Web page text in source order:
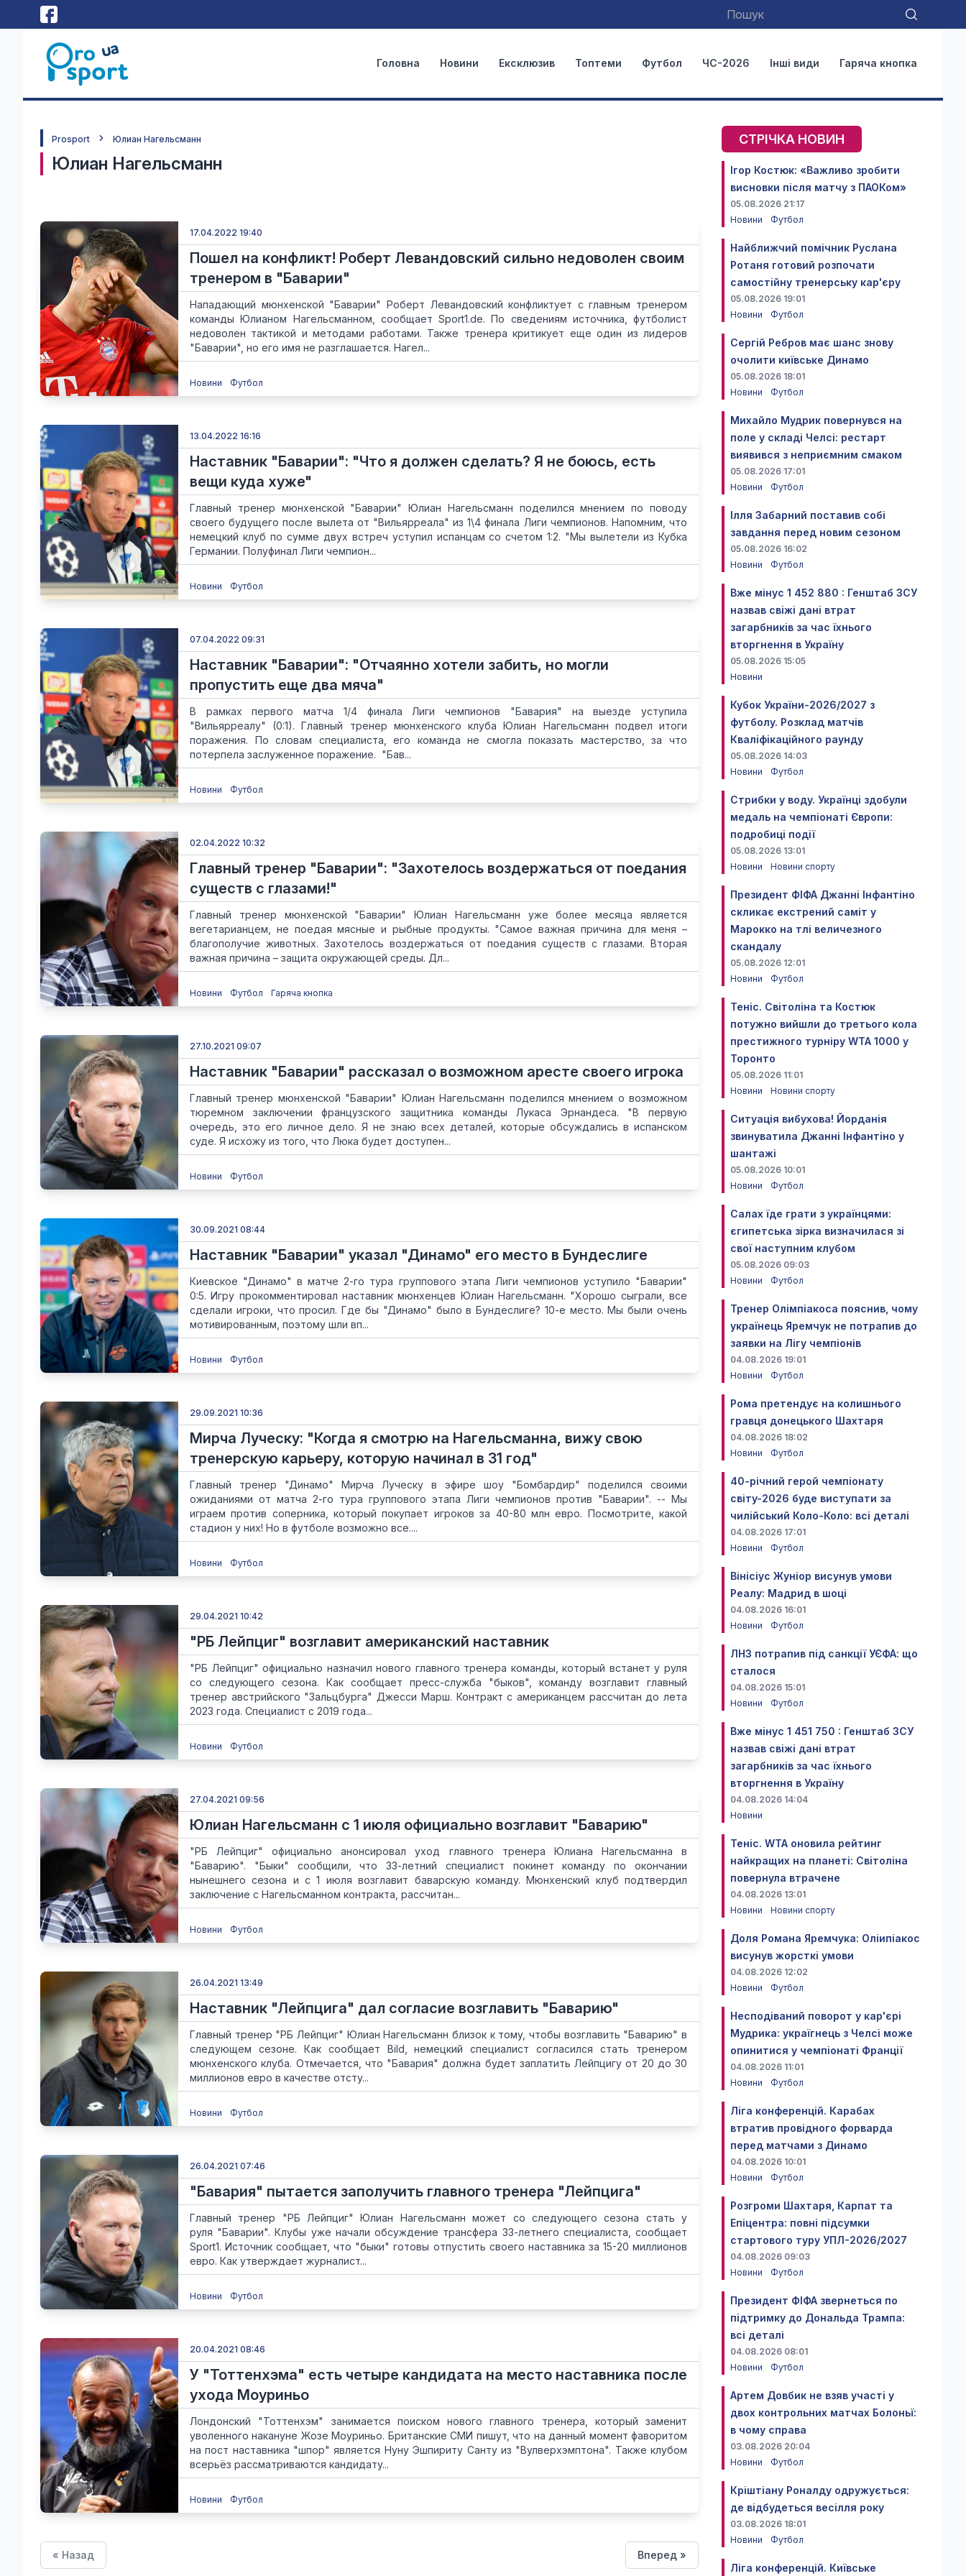
Головна Новини Ексклюзив Топтеми Футбол ЧС-2026 Інші види Гаряча кнопка
Prosport Юлиан Нагельсманн
Юлиан Нагельсманн
17.04.2022 19:40
Пошел на конфликт! Роберт Левандовский сильно недоволен своим
тренером в "Баварии"
Нападающий мюнхенской "Баварии" Роберт Левандовский конфликтует с главным тренером
команды Юлианом Нагельсманном, сообщает Sport1.de. По сведениям источника, футболист
недоволен тактикой и методами работами. Также тренера критикует еще один из лидеров
"Баварии", но его имя не разглашается. Нагел...
Новини Футбол
13.04.2022 16:16
Наставник "Баварии": "Что я должен сделать? Я не боюсь, есть
вещи куда хуже"
Главный тренер мюнхенской "Баварии" Юлиан Нагельсманн поделился мнением по поводу
своего будущего после вылета от "Вильярреала" из 1\4 финала Лиги чемпионов. Напомним, что
немецкий клуб по сумме двух встреч уступил испанцам со счетом 1:2. "Мы вылетели из Кубка
Германии. Полуфинал Лиги чемпион...
Новини Футбол
07.04.2022 09:31
Наставник "Баварии": "Отчаянно хотели забить, но могли
пропустить еще два мяча"
В рамках первого матча 1/4 финала Лиги чемпионов "Бавария" на выезде уступила
"Вильярреалу" (0:1). Главный тренер мюнхенского клуба Юлиан Нагельсманн подвел итоги
поражения. По словам специалиста, его команда не смогла показать мастерство, за что
потерпела заслуженное поражение. "Бав...
Новини Футбол
02.04.2022 10:32
Главный тренер "Баварии": "Захотелось воздержаться от поедания
существ с глазами!"
Главный тренер мюнхенской "Баварии" Юлиан Нагельсманн уже более месяца является
вегетарианцем, не поедая мясные и рыбные продукты. "Самое важная причина для меня –
благополучие животных. Захотелось воздержаться от поедания существ с глазами. Вторая
важная причина – защита окружающей среды. Дл...
Новини Футбол Гаряча кнопка
27.10.2021 09:07
Наставник "Баварии" рассказал о возможном аресте своего игрока
Главный тренер мюнхенской "Баварии" Юлиан Нагельсманн поделился мнением о возможном
тюремном заключении французского защитника команды Лукаса Эрнандеса. "В первую
очередь, это его личное дело. Я не знаю всех деталей, которые обсуждались в испанском
суде. Я исхожу из того, что Люка будет доступен...
Новини Футбол
30.09.2021 08:44
Наставник "Баварии" указал "Динамо" его место в Бундеслиге
Киевское "Динамо" в матче 2-го тура группового этапа Лиги чемпионов уступило "Баварии"
0:5. Игру прокомментировал наставник мюнхенцев Юлиан Нагельсманн. "Хорошо сыграли, все
сделали игроки, что просил. Где бы "Динамо" было в Бундеслиге? 10-е место. Мы были очень
мотивированным, поэтому шли вп...
Новини Футбол
29.09.2021 10:36
Мирча Луческу: "Когда я смотрю на Нагельсманна, вижу свою
тренерскую карьеру, которую начинал в 31 год"
Главный тренер "Динамо" Мирча Луческу в эфире шоу "Бомбардир" поделился своими
ожиданиями от матча 2-го тура группового этапа Лиги чемпионов против "Баварии". -- Мы
играем против соперника, который покупает игроков за 40-80 млн евро. Посмотрите, какой
стадион у них! Но в футболе возможно все....
Новини Футбол
29.04.2021 10:42
"РБ Лейпциг" возглавит американский наставник
"РБ Лейпциг" официально назначил нового главного тренера команды, который встанет у руля
со следующего сезона. Как сообщает пресс-служба "быков", команду возглавит главный
тренер австрийского "Зальцбурга" Джесси Марш. Контракт с американцем рассчитан до лета
2023 года. Специалист с 2019 года...
Новини Футбол
27.04.2021 09:56
Юлиан Нагельсманн с 1 июля официально возглавит "Баварию"
"РБ Лейпциг" официально анонсировал уход главного тренера Юлиана Нагельсманна в
"Баварию". "Быки" сообщили, что 33-летний специалист покинет команду по окончании
нынешнего сезона и с 1 июля возглавит баварскую команду. Мюнхенский клуб подтвердил
заключение с Нагельсманном контракта, рассчитан...
Новини Футбол
26.04.2021 13:49
Наставник "Лейпцига" дал согласие возглавить "Баварию"
Главный тренер "РБ Лейпциг" Юлиан Нагельсманн близок к тому, чтобы возглавить "Баварию" в
следующем сезоне. Как сообщает Bild, немецкий специалист согласился стать тренером
мюнхенского клуба. Отмечается, что "Бавария" должна будет заплатить Лейпцигу от 20 до 30
миллионов евро в качестве отсту...
Новини Футбол
26.04.2021 07:46
"Бавария" пытается заполучить главного тренера "Лейпцига"
Главный тренер "РБ Лейпциг" Юлиан Нагельсманн может со следующего сезона стать у
руля "Баварии". Клубы уже начали обсуждение трансфера 33-летнего специалиста, сообщает
Sport1. Источник сообщает, что "быки" готовы отпустить своего наставника за 15-20 миллионов
евро. Как утверждает журналист...
Новини Футбол
20.04.2021 08:46
У "Тоттенхэма" есть четыре кандидата на место наставника после
ухода Моуриньо
Лондонский "Тоттенхэм" занимается поиском нового главного тренера, который заменит
уволенного накануне Жозе Моуриньо. Британские СМИ пишут, что на данный момент фаворитом
на пост наставника "шпор" является Нуну Эшпириту Санту из "Вулверхэмптона". Также клубом
всерьёз рассматриваются кандидату...
Новини Футбол
« Назад Вперед »
СТРІЧКА НОВИН
Ігор Костюк: «Важливо зробити
висновки після матчу з ПАОКом»
05.08.2026 21:17
Новини
Футбол
Найближчий помічник Руслана
Ротаня готовий розпочати
самостійну тренерську кар'єру
05.08.2026 19:01
Новини
Футбол
Сергій Ребров має шанс знову
очолити київське Динамо
05.08.2026 18:01
Новини
Футбол
Михайло Мудрик повернувся на
поле у складі Челсі: рестарт
виявився з неприємним смаком
05.08.2026 17:01
Новини
Футбол
Ілля Забарний поставив собі
завдання перед новим сезоном
05.08.2026 16:02
Новини
Футбол
Вже мінус 1 452 880 : Генштаб ЗСУ
назвав свіжі дані втрат
загарбників за час їхнього
вторгнення в Україну
05.08.2026 15:05
Новини
Кубок України-2026/2027 з
футболу. Розклад матчів
Кваліфікаційного раунду
05.08.2026 14:03
Новини
Футбол
Стрибки у воду. Українці здобули
медаль на чемпіонаті Європи:
подробиці події
05.08.2026 13:01
Новини
Новини спорту
Президент ФІФА Джанні Інфантіно
скликає екстрений саміт у
Марокко на тлі величезного
скандалу
05.08.2026 12:01
Новини
Футбол
Теніс. Світоліна та Костюк
потужно вийшли до третього кола
престижного турніру WTA 1000 у
Торонто
05.08.2026 11:01
Новини
Новини спорту
Ситуація вибухова! Йорданія
звинуватила Джанні Інфантіно у
шантажі
05.08.2026 10:01
Новини
Футбол
Салах їде грати з українцями:
єгипетська зірка визначилася зі
свої наступним клубом
05.08.2026 09:03
Новини
Футбол
Тренер Олімпіакоса пояснив, чому
українець Яремчук не потрапив до
заявки на Лігу чемпіонів
04.08.2026 19:01
Новини
Футбол
Рома претендує на колишнього
гравця донецького Шахтаря
04.08.2026 18:02
Новини
Футбол
40-річний герой чемпіонату
світу-2026 буде виступати за
чилійський Коло-Коло: всі деталі
04.08.2026 17:01
Новини
Футбол
Вінісіус Жуніор висунув умови
Реалу: Мадрид в шоці
04.08.2026 16:01
Новини
Футбол
ЛНЗ потрапив під санкції УЄФА: що
сталося
04.08.2026 15:01
Новини
Футбол
Вже мінус 1 451 750 : Генштаб ЗСУ
назвав свіжі дані втрат
загарбників за час їхнього
вторгнення в Україну
04.08.2026 14:04
Новини
Теніс. WTA оновила рейтинг
найкращих на планеті: Світоліна
повернула втрачене
04.08.2026 13:01
Новини
Новини спорту
Доля Романа Яремчука: Оліипіакос
висунув жорсткі умови
04.08.2026 12:02
Новини
Футбол
Несподіваний поворот у кар'єрі
Мудрика: україгнець з Челсі може
опинитися у чемпіонаті Франції
04.08.2026 11:01
Новини
Футбол
Ліга конференцій. Карабах
втратив провідного форварда
перед матчами з Динамо
04.08.2026 10:01
Новини
Футбол
Розгроми Шахтаря, Карпат та
Епіцентра: повні підсумки
стартового туру УПЛ-2026/2027
04.08.2026 09:03
Новини
Футбол
Президент ФІФА звернеться по
підтримку до Дональда Трампа:
всі деталі
04.08.2026 08:01
Новини
Футбол
Артем Довбик не взяв участі у
двох контрольних матчах Болоньї:
в чому справа
03.08.2026 20:04
Новини
Футбол
Кріштіану Роналду одружується:
де відбудеться весілля року
03.08.2026 18:01
Новини
Футбол
Ліга конференцій. Київське